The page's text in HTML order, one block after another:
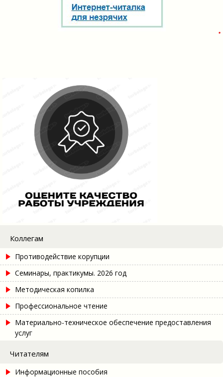
Коллегам
Противодействие корупции
Семинары, практикумы. 2026 год
Методическая копилка
Профессиональное чтение
Материально-техническое обеспечение предоставления
услуг
Читателям
Информационные пособия